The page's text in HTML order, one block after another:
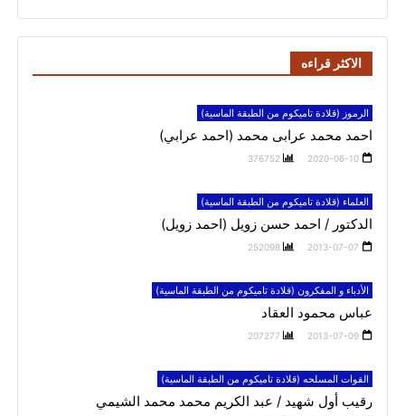
الاكثر قراءه
الرموز (قلادة تاميكوم من الطبقة الماسية)
احمد محمد عرابى محمد (احمد عرابي)
2020-06-10
376752
العلماء (قلادة تاميكوم من الطبقة الماسية)
الدكتور / احمد حسن زويل (احمد زويل)
2013-07-07
252098
الأدباء و المفكرون (قلادة تاميكوم من الطبقة الماسية)
عباس محمود العقاد
2013-07-09
207277
القوات المسلحه (قلادة تاميكوم من الطبقة الماسية)
رقيب أول شهيد / عبد الكريم محمد محمد الشيمي